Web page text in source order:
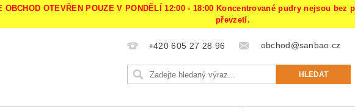
OBCHOD OTEVŘEN POUZE V PONDĚLÍ 12:00 - 18:00 Koncentrované pudry nejsou
převzetí.
+420 605 27 28 96 obchod@sanbao.cz